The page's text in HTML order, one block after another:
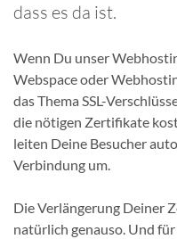
dass es da ist.
Wenn Du unser
Webspace oder
das Thema SSL-
die nötigen Zertifikate
leiten Deine Besucher
Verbindung um.
Die Verlängerung Deiner
natürlich genauso. Und